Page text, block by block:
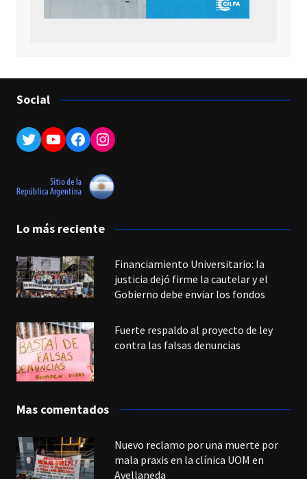
Social
Twitter
YouTube
Facebook
Instagram
Lo más reciente
Financiamiento Universitario: la
justicia dejó firme la cautelar y el
Gobierno debe enviar los fondos
Fuerte respaldo al proyecto de ley
contra las falsas denuncias
Mas comentados
Nuevo reclamo por una muerte por
mala praxis en la clínica UOM en
Avellaneda